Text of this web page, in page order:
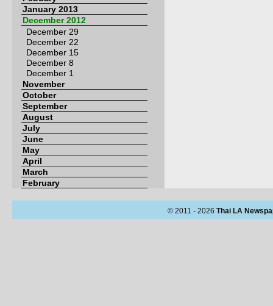
January 2013
December 2012
December 29
December 22
December 15
December 8
December 1
November
October
September
August
July
June
May
April
March
February
© 2011 - 2026 Thai LA